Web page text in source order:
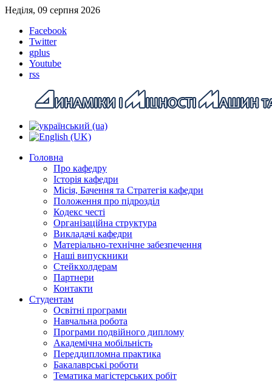
Неділя, 09 серпня 2026
Facebook
Twitter
gplus
Youtube
rss
Головна
Про кафедру
Історія кафедри
Місія, Бачення та Стратегія кафедри
Положення про підрозділ
Кодекс честі
Організаційна структура
Викладачі кафедри
Матеріально-технічне забезпечення
Наші випускники
Стейкхолдерам
Партнери
Контакти
Студентам
Освітні програми
Навчальна робота
Програми подвійного диплому
Академічна мобільність
Переддипломна практика
Бакалаврські роботи
Тематика магістерських робіт